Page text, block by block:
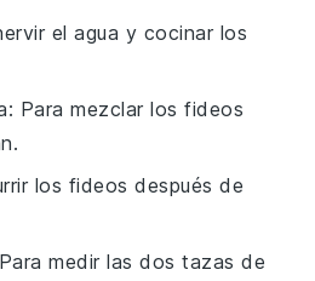
el agua y cocinar los
: Para mezclar los fideos
los fideos después de
medir las dos tazas de